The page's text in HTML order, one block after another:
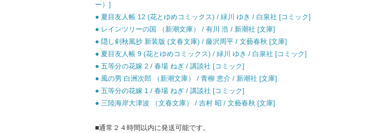
ー）]
● 夏目友人帳 12 (花とゆめコミックス) / 緑川 ゆき / 白泉社 [コミック]
● レインツリーの国 （新潮文庫） / 有川 浩 / 新潮社 [文庫]
● 隠し剣秋風抄 新装版 (文春文庫) / 藤沢周平 / 文藝春秋 [文庫]
● 夏目友人帳 9 (花とゆめコミックス) / 緑川 ゆき / 白泉社 [コミック]
● 五等分の花嫁 2 / 春場 ねぎ / 講談社 [コミック]
● 風の男 白洲次郎 （新潮文庫） / 青柳 恵介 / 新潮社 [文庫]
● 五等分の花嫁 1 / 春場 ねぎ / 講談社 [コミック]
● 三陸海岸大津波 （文春文庫） / 吉村 昭 / 文藝春秋 [文庫]
■通常２４時間以内に発送可能です。